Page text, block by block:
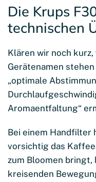
Die Krups
technischen
Klären wir noch
Gerätenamen
„optimale
Aromaentfaltung“
Bei einem Handfilter
vorsichtig das
zum Bloomen bringt,
kreisenden